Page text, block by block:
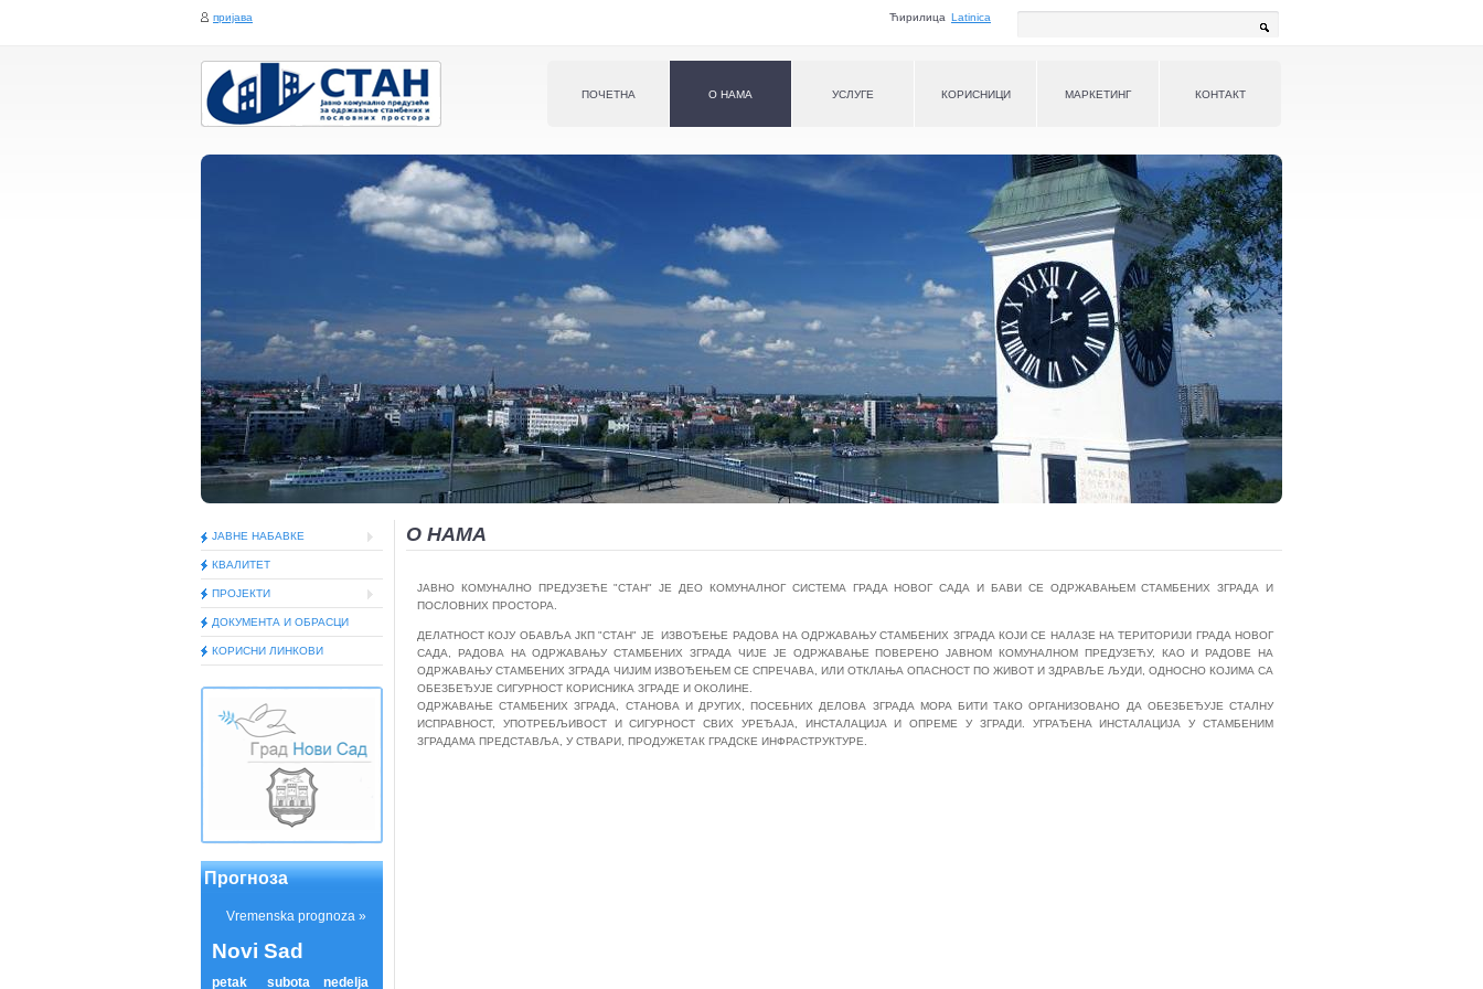
Претрага
Ћирилица Latinica
ПOЧЕТНА О НAMA УСЛУГЕ КОРИСНИЦИ МАРКЕТИНГ КОНТАКТ
пријава
O НАМА
ЈАВНО КОМУНАЛНО ПРЕДУЗЕЋЕ "СТАН" ЈЕ ДЕО КОМУНАЛНОГ СИСТЕМА ГРАДА НОВОГ САДА И БАВИ СЕ ОДРЖАВАЊЕМ СТАМБЕНИХ ЗГРАДА И
ПОСЛОВНИХ ПРОСТОРА.
ДЕЛАТНОСТ КОЈУ ОБАВЉА ЈКП "СТАН" ЈЕ ИЗВОЂЕЊЕ РАДОВА НА ОДРЖАВАЊУ СТАМБЕНИХ ЗГРАДА КОЈИ СЕ НАЛАЗЕ НА ТЕРИТОРИЈИ ГРАДА НОВОГ
САДА, РАДОВА НА ОДРЖАВАЊУ СТАМБЕНИХ ЗГРАДА ЧИЈЕ ЈЕ ОДРЖАВАЊЕ ПОВЕРЕНО ЈАВНОМ КОМУНАЛНОМ ПРЕДУЗЕЋУ, КАО И РАДОВЕ НА
ОДРЖАВАЊУ СТАМБЕНИХ ЗГРАДА ЧИЈИМ ИЗВОЂЕЊЕМ СЕ СПРЕЧАВА, ИЛИ ОТКЛАЊА ОПАСНОСТ ПО ЖИВОТ И ЗДРАВЉЕ ЉУДИ, ОДНОСНО КОЈИМА СА
ОБЕЗБЕЂУЈЕ СИГУРНОСТ КОРИСНИКА ЗГРАДЕ И ОКОЛИНЕ.
ОДРЖАВАЊЕ СТАМБЕНИХ ЗГРАДА, СТАНОВА И ДРУГИХ, ПОСЕБНИХ ДЕЛОВА ЗГРАДА МОРА БИТИ ТАКО ОРГАНИЗОВАНО ДА ОБЕЗБЕЂУЈЕ СТАЛНУ
ИСПРАВНОСТ, УПОТРЕБЉИВОСТ И СИГУРНОСТ СВИХ УРЕЂАЈА, ИНСТАЛАЦИЈА И ОПРЕМЕ У ЗГРАДИ. УГРАЂЕНА ИНСТАЛАЦИЈА У СТАМБЕНИМ
ЗГРАДАМА ПРЕДСТАВЉА, У СТВАРИ, ПРОДУЖЕТАК ГРАДСКЕ ИНФРАСТРУКТУРЕ.
ЈАВНЕ НАБАВКЕ
КВАЛИТЕТ
ПРОЈЕКТИ
ДОКУМEНТА И ОБРАСЦИ
КОРИСНИ ЛИНКОВИ
Прогноза